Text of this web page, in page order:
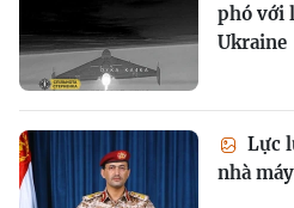
phó với
Ukraine
Lực
nhà